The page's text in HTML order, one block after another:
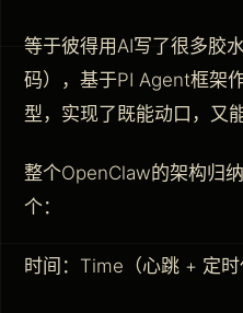
等于彼得用AI写了很多胶
码），基于PI Agent框架
型，实现了既能动口，又
整个OpenClaw的架构归
个：
时间：Time（心跳 + 定时